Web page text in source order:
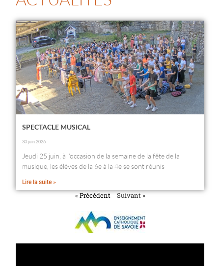
SPECTACLE MUSICAL
30 juin 2026
Jeudi 25 juin, à l’occasion de la semaine de la fête de la
musique, les élèves de la 6e à la 4e se sont réunis
Lire la suite »
« Précédent Suivant »